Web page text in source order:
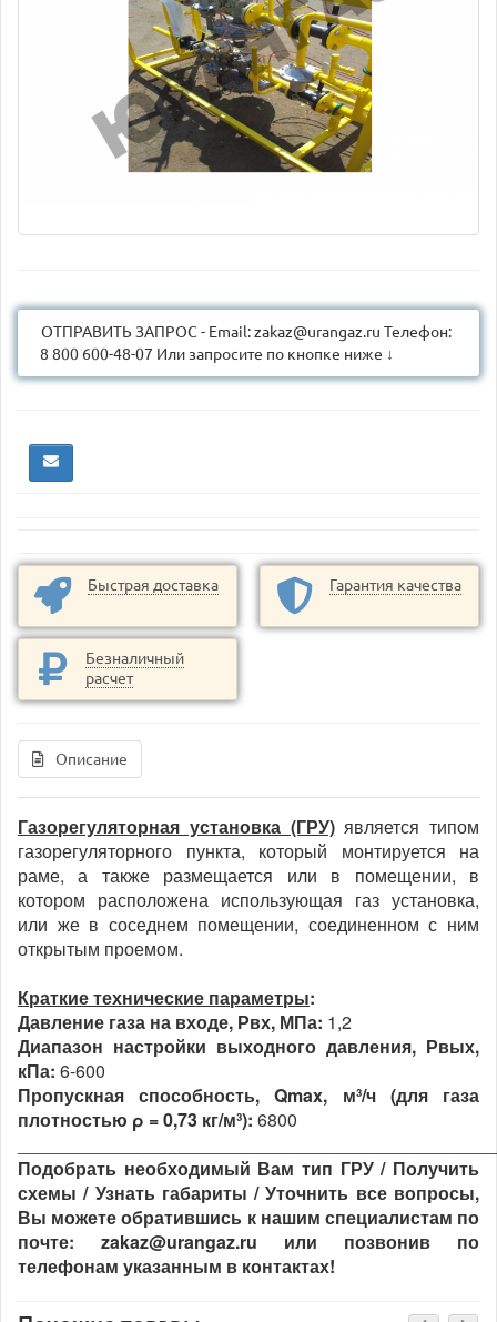
ОТПРАВИТЬ ЗАПРОС - Email: zakaz@urangaz.ru Телефон:
8 800 600-48-07 Или запросите по кнопке ниже ↓
Быстрая доставка Гарантия качества
Безналичный
расчет
Описание
Газорегуляторная установка (ГРУ)является типом
газорегуляторного пункта, который монтируется на
раме, а также размещается или в помещении, в
котором расположена использующая газ установка,
или же в соседнем помещении, соединенном с ним
открытым проемом.
Краткие технические параметры:
Давление газа на входе, Рвх, МПа: 1,2
Диапазон настройки выходного давления, Рвых,
кПа: 6-600
Пропускная способность, Qmax, м³/ч (для газа
плотностью ρ = 0,73 кг/м³): 6800
Подобрать необходимый Вам тип ГРУ / Получить
схемы / Узнать габариты / Уточнить все вопросы,
Вы можете обратившись к нашим специалистам по
почте: zakaz@urangaz.ru или позвонив по
телефонам указанным в контактах!